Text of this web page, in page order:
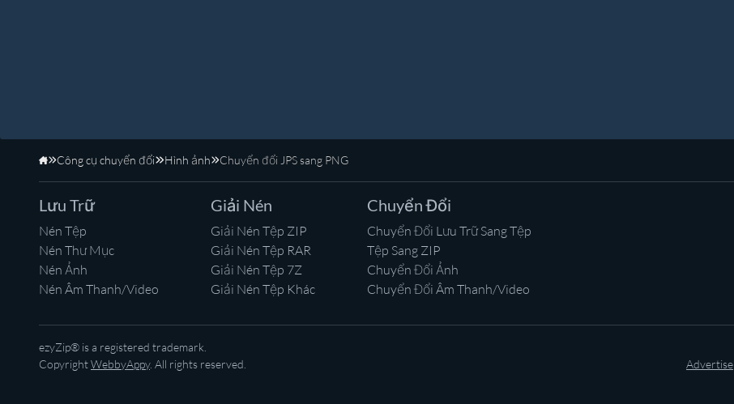
Trang Chủ
Công cụ chuyển đổi Hình ảnh Chuyển đổi JPS sang PNG
Lưu Trữ
Nén Tệp
Nén Thư Mục
Nén Ảnh
Nén Âm Thanh/Video
Giải Nén
Giải Nén Tệp ZIP
Giải Nén Tệp RAR
Giải Nén Tệp 7Z
Giải Nén Tệp Khác
Chuyển Đổi
Chuyển Đổi Lưu Trữ Sang Tệp
Tệp Sang ZIP
Chuyển Đổi Ảnh
Chuyển Đổi Âm Thanh/Video
ezyZip® is a registered trademark.
CopyrightWebbyAppy. All rights reserved. Advertise